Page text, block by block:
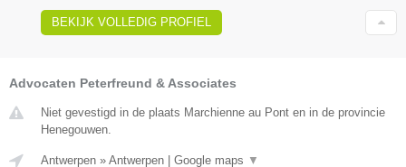
BEKIJK VOLLEDIG PROFIEL
Advocaten Peterfreund & Associates
Niet gevestigd in de plaats Marchienne au Pont en in de provincie
Henegouwen.
Antwerpen » Antwerpen Google maps ▼